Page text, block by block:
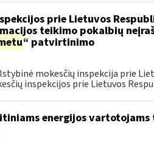
prie Lietuvos
teikimo pokalbių
“ patvirtinimo
mokesčių inspekcija prie
inspekcijos prie Lietuvos
energijos